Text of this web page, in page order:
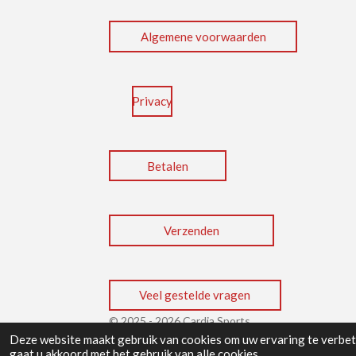
Deze website maakt gebruik van cookies om uw ervaring te
Algemene voorwaarden
Privacy
Betalen
Verzenden
Veel gestelde vragen
© 2025 - 2026 Cardia Sports